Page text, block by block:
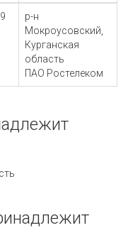
р-н
Мокроусовский,
Курганская
область
ПАО Ростелеком